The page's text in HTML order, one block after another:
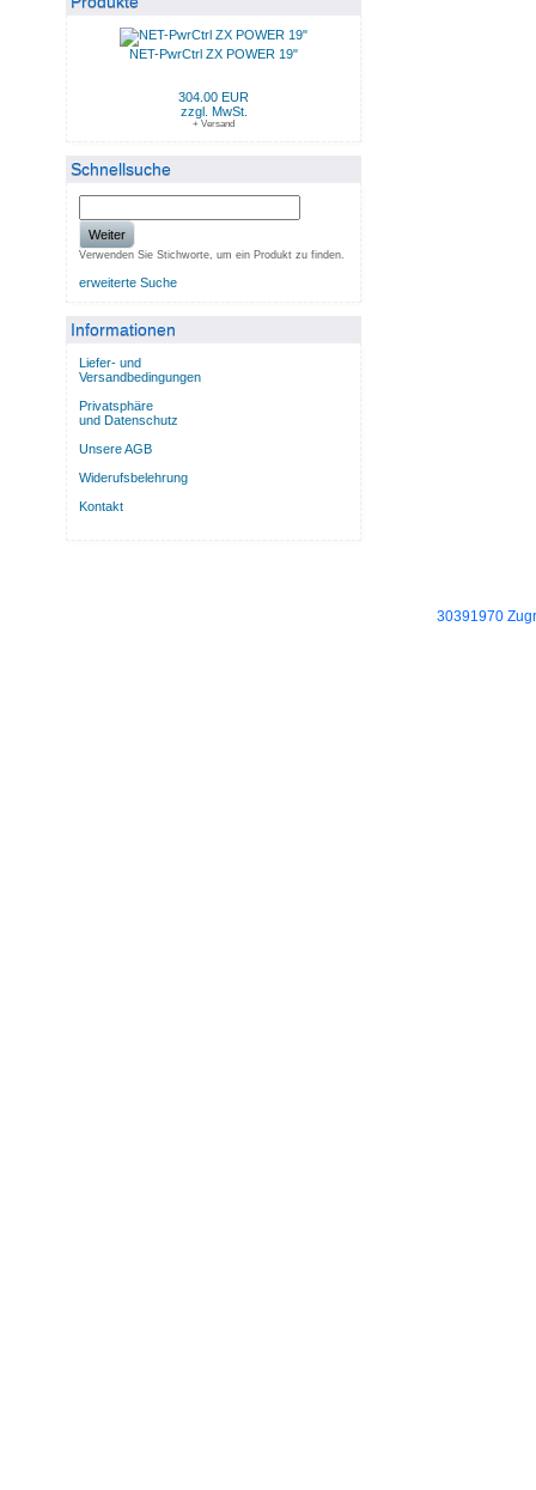
NET-PwrCtrl ZX POWER 19"
304.00 EUR
zzgl. MwSt.
+ Versand
Schnellsuche
Weiter
Verwenden Sie Stichworte, um ein Produkt zu finden.
erweiterte Suche
Informationen
Liefer- und
Versandbedingungen
Privatsphäre
und Datenschutz
Unsere AGB
Widerufsbelehrung
Kontakt
30391970